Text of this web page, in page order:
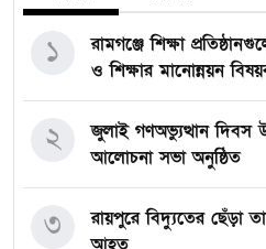
রামগঞ্জে শিক্ষা
ও শিক্ষার মানোন্নয়ন
১
জুলাই গণঅভ্যুত্থান দিবস
আলোচনা সভা অনুষ্ঠিত
২
রায়পুরে বিদ্যুতের ছেঁড়া
৩